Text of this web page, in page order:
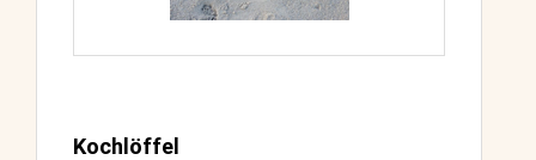
Kochlöffel